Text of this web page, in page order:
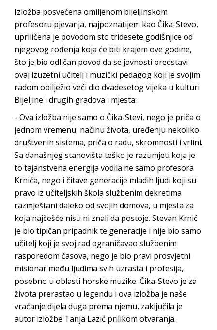
Izložba posvećena omiljenom bijeljinskom
profesoru pjevanja, najpoznatijem kao Čika-Stevo,
upriličena je povodom sto tridesete godišnjice od
njegovog rođenja koja će biti krajem ove godine,
što je bio odličan povod da se javnosti predstavi
ovaj izuzetni učitelj i muzički pedagog koji je svojim
radom obilježio veći dio dvadesetog vijeka u kulturi
Bijeljine i drugih gradova i mjesta:
- Ova izložba nije samo o Čika-Stevi, nego je priča o
jednom vremenu, načinu života, uređenju nekoliko
društvenih sistema, priča o radu, skromnosti i vrlini.
Sa današnjeg stanovišta teško je razumjeti koja je
to tajanstvena energija vodila ne samo profesora
Krnića, nego i čitave generacije mladih ljudi koji su
pravo iz učiteljskih škola službenim dekretima
razmještani daleko od svojih domova, u mjesta za
koja najčešće nisu ni znali da postoje. Stevan Krnić
je bio tipičan pripadnik te generacije i nije bio samo
učitelj koji je svoj rad ograničavao službenim
rasporedom časova, nego je bio pravi prosvjetni
misionar među ljudima svih uzrasta i profesija,
posebno u oblasti horske muzike. Čika-Stevo je za
života prerastao u legendu i ova izložba je naše
vraćanje dijela duga prema njemu, zaključila je
autor izložbe Tanja Lazić prilikom otvaranja.